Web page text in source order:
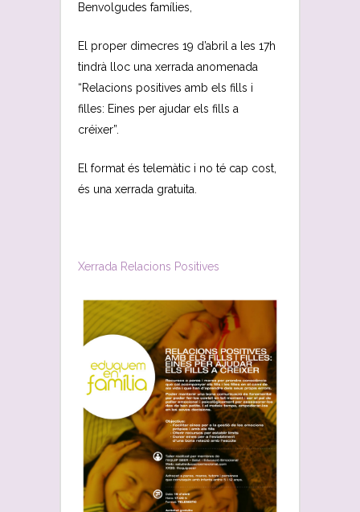
Benvolgudes famílies,
El proper dimecres 19 d’abril a les 17h
tindrà lloc una xerrada anomenada
“Relacions positives amb els fills i
filles: Eines per ajudar els fills a
créixer”.
El format és telemàtic i no té cap cost,
és una xerrada gratuita.
Xerrada Relacions Positives